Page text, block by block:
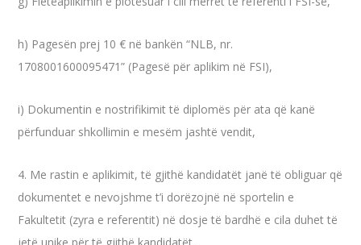
h) Pagesën prej 10 € në bankën “NLB, nr.
1708001600095471” (Pagesë për aplikim në FSI),
i) Dokumentin e nostrifikimit të diplomës për ata që kanë
përfunduar shkollimin e mesëm jashtë vendit,
4. Me rastin e aplikimit, të gjithë kandidatët janë të obliguar që
dokumentet e nevojshme t’i dorëzojnë në sportelin e
Fakultetit (zyra e referentit) në dosje të bardhë e cila duhet të